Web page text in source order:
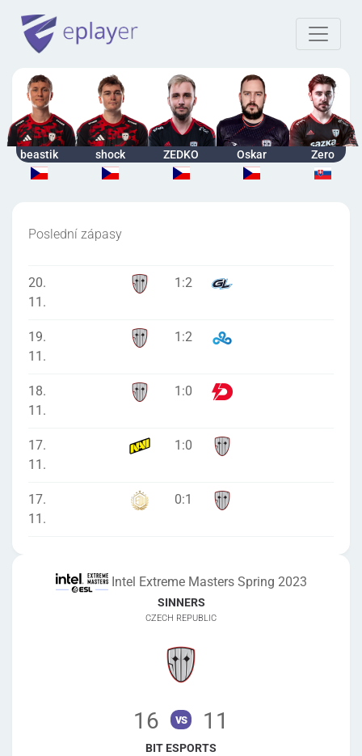
beastik shock ZEDKO Oskar Zero
Poslední zápasy
20.
11.
1 :2
19.
11.
1 :2
18.
11.
1 :0
17.
11.
1 :0
17.
11.
0:1
Intel Extreme Masters Spring 2023
SINNERS
CZECH REPUBLIC
16 vs 11
BIT ESPORTS